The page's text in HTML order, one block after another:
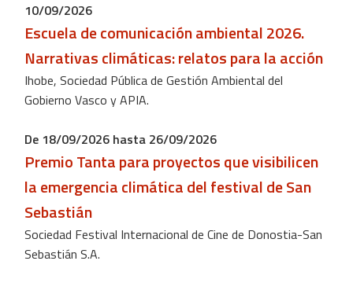
10/09/2026
Escuela de comunicación ambiental 2026.
Narrativas climáticas: relatos para la acción
Ihobe, Sociedad Pública de Gestión Ambiental del
Gobierno Vasco y APIA.
De 18/09/2026 hasta 26/09/2026
Premio Tanta para proyectos que visibilicen
la emergencia climática del festival de San
Sebastián
Sociedad Festival Internacional de Cine de Donostia-San
Sebastián S.A.